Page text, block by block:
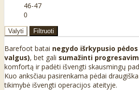
46-47
0
Valyti Filtruoti
Barefoot batai negydo išrkypusio
valgus), bet gali sumažinti
komfortą ir padėti išvengti skausmingų
Kuo anksčiau pasirenkama pėdai
tikimybė išvengti operacijos ateityje.